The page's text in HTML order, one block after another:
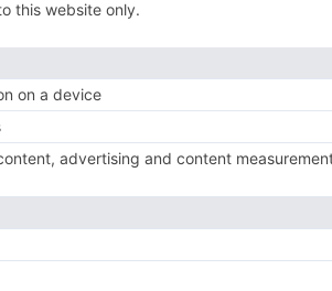
a la persona
datos, y a quien se
Asistencial
4